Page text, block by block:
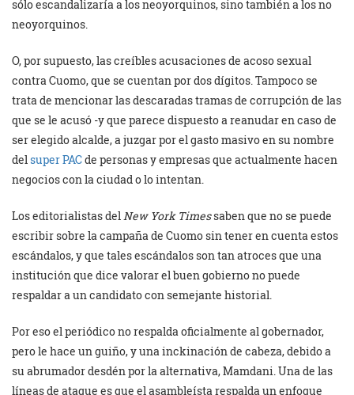
sólo escandalizaría a los neoyorquinos, sino también a los no
neoyorquinos.
O, por supuesto, las creíbles acusaciones de acoso sexual
contra Cuomo, que se cuentan por dos dígitos. Tampoco se
trata de mencionar las descaradas tramas de corrupción de las
que se le acusó -y que parece dispuesto a reanudar en caso de
ser elegido alcalde, a juzgar por el gasto masivo en su nombre
delsuper PACde personas y empresas que actualmente hacen
negocios con la ciudad o lo intentan.
Los editorialistas delNew York Timessaben que no se puede
escribir sobre la campaña de Cuomo sin tener en cuenta estos
escándalos, y que tales escándalos son tan atroces que una
institución que dice valorar el buen gobierno no puede
respaldar a un candidato con semejante historial.
Por eso el periódico no respalda oficialmente al gobernador,
pero le hace un guiño, y una inckinación de cabeza, debido a
su abrumador desdén por la alternativa, Mamdani. Una de las
líneas de ataque es que el asambleísta respalda un enfoque